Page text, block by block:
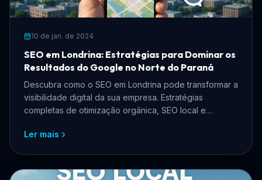
10 de jan. de 2024
SEO em Londrina: Estratégias para Dominar os
Resultados do Google no Norte do Paraná
Descubra como o SEO em Londrina pode transformar a
visibilidade digital da sua empresa. Estratégias
completas de otimização orgânica, SEO local e
Ler mais